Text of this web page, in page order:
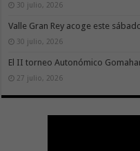
30 julio, 2026
Valle Gran Rey acoge este
30 julio, 2026
El II torneo Autonómico
27 julio, 2026